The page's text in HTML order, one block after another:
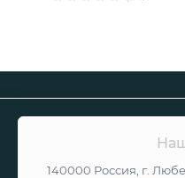
140000 Россия, г.